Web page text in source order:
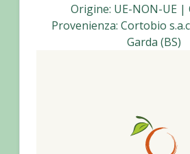
Origine: UE-NON-UE |
Provenienza: Cortobio
Garda (BS)